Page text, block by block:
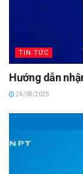
TIN TỨC
Hướng dẫn
24/08/2025